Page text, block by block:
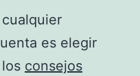
es elegir
consejos